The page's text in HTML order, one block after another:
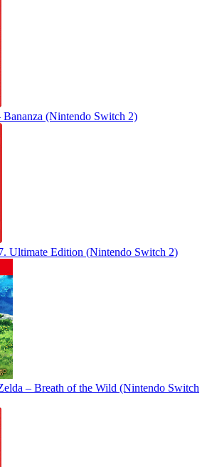
(Nintendo Switch 2)
Ultimate Edition (Nintendo Switch 2)
– Breath of the Wild (Nintendo Switch